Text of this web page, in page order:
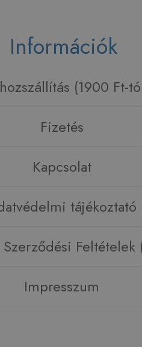
Információk
(1900 Ft-
Fizetés
Kapcsolat
tájékoztató
Feltételek
Impresszum